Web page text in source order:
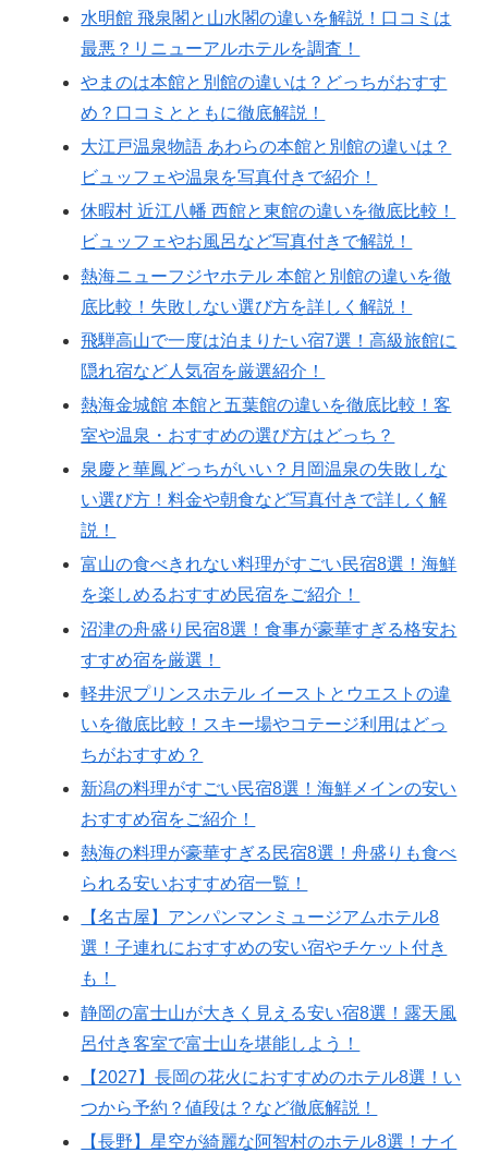
水明館 飛泉閣と山水閣の違いを解説！口コミは
最悪？リニューアルホテルを調査！
やまのは本館と別館の違いは？どっちがおすす
め？口コミとともに徹底解説！
大江戸温泉物語 あわらの本館と別館の違いは？
ビュッフェや温泉を写真付きで紹介！
休暇村 近江八幡 西館と東館の違いを徹底比較！
ビュッフェやお風呂など写真付きで解説！
熱海ニューフジヤホテル 本館と別館の違いを徹
底比較！失敗しない選び方を詳しく解説！
飛騨高山で一度は泊まりたい宿7選！高級旅館に
隠れ宿など人気宿を厳選紹介！
熱海金城館 本館と五葉館の違いを徹底比較！客
室や温泉・おすすめの選び方はどっち？
泉慶と華鳳どっちがいい？月岡温泉の失敗しな
い選び方！料金や朝食など写真付きで詳しく解
説！
富山の食べきれない料理がすごい民宿8選！海鮮
を楽しめるおすすめ民宿をご紹介！
沼津の舟盛り民宿8選！食事が豪華すぎる格安お
すすめ宿を厳選！
軽井沢プリンスホテル イーストとウエストの違
いを徹底比較！スキー場やコテージ利用はどっ
ちがおすすめ？
新潟の料理がすごい民宿8選！海鮮メインの安い
おすすめ宿をご紹介！
熱海の料理が豪華すぎる民宿8選！舟盛りも食べ
られる安いおすすめ宿一覧！
【名古屋】アンパンマンミュージアムホテル8
選！子連れにおすすめの安い宿やチケット付き
も！
静岡の富士山が大きく見える安い宿8選！露天風
呂付き客室で富士山を堪能しよう！
【2027】長岡の花火におすすめのホテル8選！い
つから予約？値段は？など徹底解説！
【長野】星空が綺麗な阿智村のホテル8選！ナイ